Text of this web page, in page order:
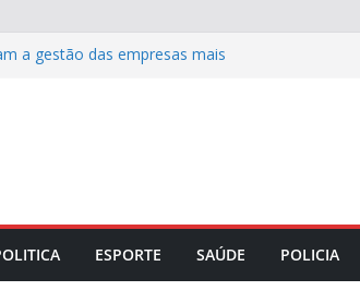
a gestão das empresas mais
e mesários está ocorrendo por
filé mignon suíno na cerveja preta e
almoço de domingo 9
ESPORTE SAÚDE POLICIA